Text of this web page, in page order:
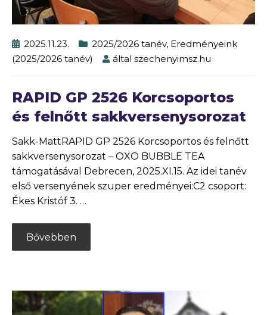
2025.11.23. 2025/2026 tanév, Eredményeink
(2025/2026 tanév)
által szechenyimsz.hu
RAPID GP 2526 Korcsoportos
és felnőtt sakkversenysorozat
Sakk-MattRAPID GP 2526 Korcsoportos és felnőtt
sakkversenysorozat – OXO BUBBLE TEA
támogatásával Debrecen, 2025.XI.15. Az idei tanév
első versenyének szuper eredményei:C2 csoport:
Ékes Kristóf 3. …
Bővebben